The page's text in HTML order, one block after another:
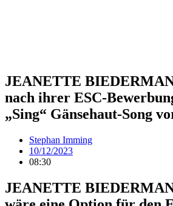
JEANETTE
nach ihrer ESC-
„Sing“ Gänsehaut-Song
Stephan Imming
10/12/2023
08:30
JEANETTE